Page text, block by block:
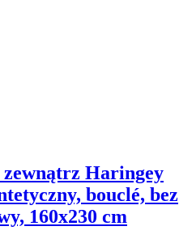
Haringey
bouclé, bez
160x230 cm